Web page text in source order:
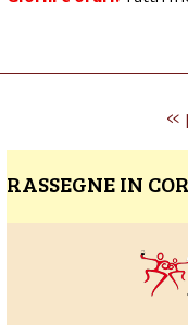
«
RASSEGNE IN